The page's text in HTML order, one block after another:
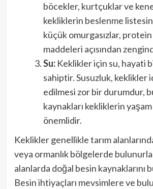
böcekler, kurtçuklar ve
kekliklerin beslenme
küçük omurgasızlar,
maddeleri açısından
Su:Keklikler için su, hayati
sahiptir. Susuzluk, keklikler
edilmesi zor bir durumdur,
kaynakları kekliklerin
önemlidir.
Keklikler genellikle tarım
veya ormanlık bölgelerde
alanlarda doğal besin kaynaklarını
Besin ihtiyaçları mevsimlere ve